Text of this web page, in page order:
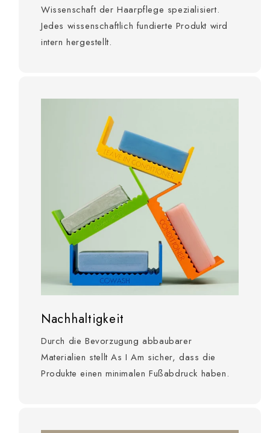
Wissenschaft der Haarpflege spezialisiert.
Jedes wissenschaftlich fundierte Produkt wird
intern hergestellt.
Nachhaltigkeit
Durch die Bevorzugung abbaubarer
Materialien stellt As I Am sicher, dass die
Produkte einen minimalen Fußabdruck haben.